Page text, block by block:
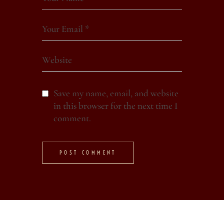
Save my name, email, and website
in this browser for the next time I
comment.
POST COMMENT